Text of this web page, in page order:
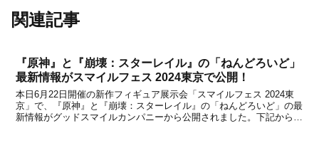
関連記事
『原神』と『崩壊：スターレイル』の「ねんどろいど」
最新情報がスマイルフェス 2024東京で公開！
本日6月22日開催の新作フィギュア展示会「スマイルフェス 2024東
京」で、『原神』と『崩壊：スターレイル』の「ねんどろいど」の最
新情報がグッドスマイルカンパニーから公開されました。下記から詳